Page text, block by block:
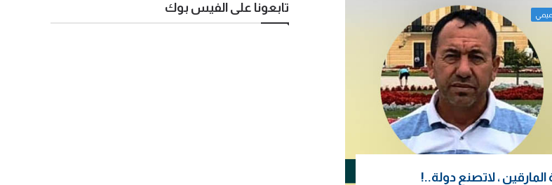
المارقين ، لاتصنع دولة..!
تابعونا على الفيس بوك